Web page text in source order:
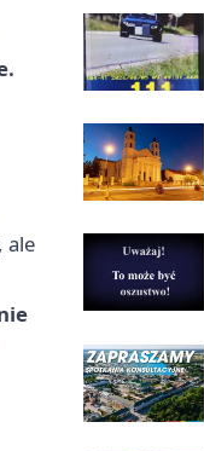
ale